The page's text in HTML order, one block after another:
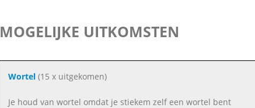
MOGELIJKE UITKOMSTEN
Wortel(15 x uitgekomen)
Je houd van wortel omdat je stiekem zelf een wortel bent